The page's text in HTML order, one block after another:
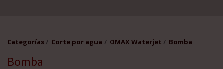
Categorías Corte por agua OMAX Waterjet Bomba
Bomba